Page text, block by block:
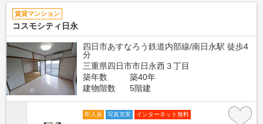
賃貸マンション
コスモシティ日永
四日市あすなろう鉄道内部線/南日永駅 徒歩4
分
三重県四日市市日永西３丁目
築年数
築40年
建物階数
5階建
即入居 写真充実 インターネット無料